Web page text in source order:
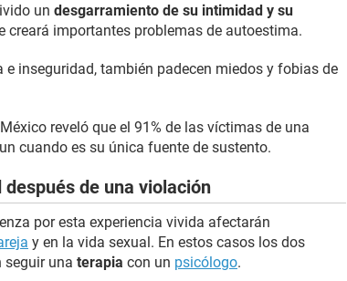
un desgarramiento de su intimidad y su
creará importantes problemas de autoestima.
e inseguridad, también padecen miedos y fobias de
reveló que el 91% de las víctimas de una
cuando es su única fuente de sustento.
de una violación
por esta experiencia vivida afectarán
y en la vida sexual. En estos casos los dos
seguir una terapia con un psicólogo.